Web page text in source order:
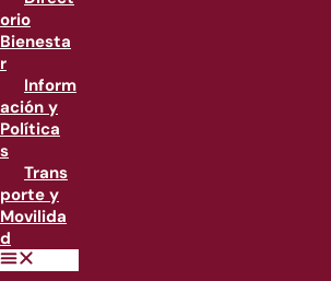
orio
Bienesta
r
Inform
ación y
Política
s
Trans
porte y
Movilida
d